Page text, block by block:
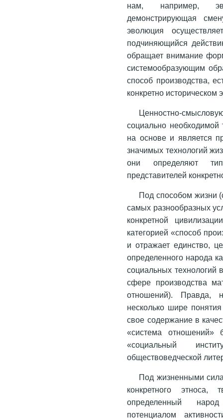
нам, например,
демонстрирующая
эволюция
подчиняющийся
обращает внимание
системообразующим
способ производства,
конкретно историческом
Ценностно-
социально необходимой
на основе и является
значимых технологий
они определяют
представителей
Под способом жизни
самых разнообразных
конкретной
категорией «способ
и отражает единство,
определенного народа
социальных технологий
сфере производства
отношений). Правда,
несколько шире
свое содержание в
«система отношений»
«социальный
обществоведческой
Под жизненными
конкретного этноса,
определенный
потенциалом